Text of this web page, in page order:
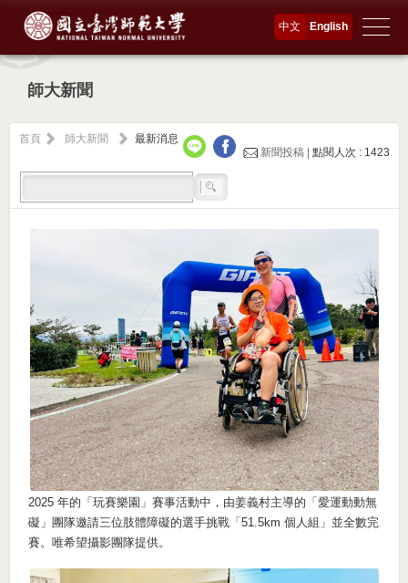
English
中文
師大新聞
首頁 師大新聞
最新消息
新聞投稿 |點閱人次 : 1423
2025 年的「玩賽樂園」賽事活動中，由姜義村主導的「愛運動動無
礙」團隊邀請三位肢體障礙的選手挑戰「51.5km 個人組」並全數完
賽。唯希望攝影團隊提供。